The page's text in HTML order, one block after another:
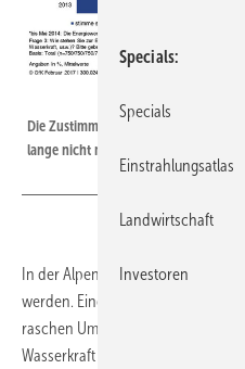
Die Zustimmung zur Energiewende
lange nicht mehr.
In der Alpenrepublik soll die
werden. Eine überwältigende
raschen Umstieg der
Wasserkraft sowie auf Biomasse.
Specials
Specials
Einstrahlungsatlas
Landwirtschaft
Investoren